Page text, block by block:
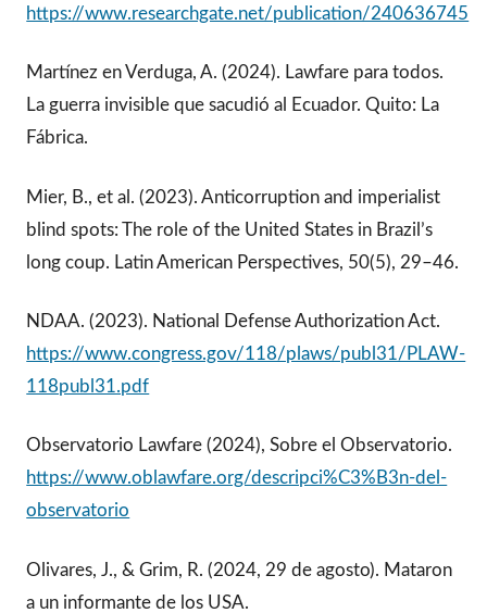
https://www.researchgate.net/publication/240636745
Martínez en Verduga, A. (2024). Lawfare para todos.
La guerra invisible que sacudió al Ecuador. Quito: La
Fábrica.
Mier, B., et al. (2023). Anticorruption and imperialist
blind spots: The role of the United States in Brazil’s
long coup. Latin American Perspectives, 50(5), 29–46.
NDAA. (2023). National Defense Authorization Act.
https://www.congress.gov/118/plaws/publ31/PLAW-
118publ31.pdf
Observatorio Lawfare (2024), Sobre el Observatorio.
https://www.oblawfare.org/descripci%C3%B3n-del-
observatorio
Olivares, J., & Grim, R. (2024, 29 de agosto). Mataron
a un informante de los USA.